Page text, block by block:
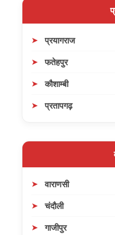
प्रयागराज
फतेहपुर
कौशाम्बी
प्रतापगढ़
वाराणसी
चंदौली
गाजीपुर